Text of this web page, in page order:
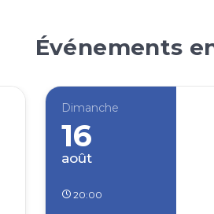
Événements
Dimanche
16
août
20:00